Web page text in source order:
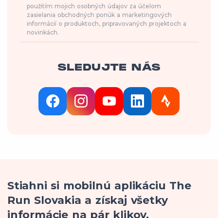
použitím mojich osobných údajov za účelom
zasielania obchodných ponúk a marketingových
informácií o produktoch, pripravovaných projektoch a
novinkách.
SLEDUJTE NÁS
Stiahni si mobilnú aplikáciu The
Run Slovakia a získaj všetky
informácie na pár klikov.